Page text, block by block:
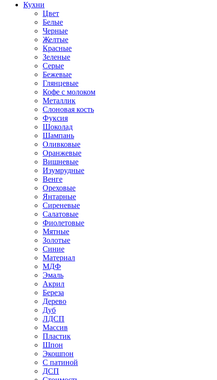
Кухни
Цвет
Белые
Черные
Желтые
Красные
Зеленые
Серые
Бежевые
Глянцевые
Кофе с молоком
Металлик
Слоновая кость
Фуксия
Шоколад
Шампань
Оливковые
Оранжевые
Вишневые
Изумрудные
Венге
Ореховые
Янтарные
Сиреневые
Салатовые
Фиолетовые
Мятные
Золотые
Синие
Материал
МДФ
Эмаль
Акрил
Береза
Дерево
Дуб
ЛДСП
Массив
Пластик
Шпон
Экошпон
С патиной
ДСП